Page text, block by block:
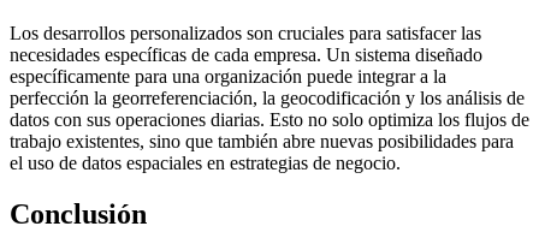
Los desarrollos personalizados son cruciales para satisfacer las
necesidades específicas de cada empresa. Un sistema diseñado
específicamente para una organización puede integrar a la
perfección la georreferenciación, la geocodificación y los análisis de
datos con sus operaciones diarias. Esto no solo optimiza los flujos de
trabajo existentes, sino que también abre nuevas posibilidades para
el uso de datos espaciales en estrategias de negocio.
Conclusión